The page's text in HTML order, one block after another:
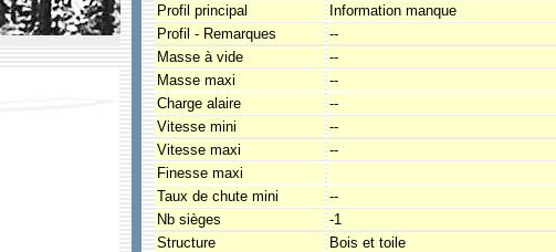
Profil principal
Information manque
Profil - Remarques
--
Masse à vide
--
Masse maxi
--
Charge alaire
--
Vitesse mini
--
Vitesse maxi
--
Finesse maxi
Taux de chute mini
--
Nb sièges
-1
Structure
Bois et toile